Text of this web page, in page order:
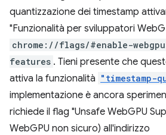
quantizzazione dei timestamp
"Funzionalità per sviluppatori
chrome://flags/#enable-
features . Tieni presente che
attiva la funzionalità "timestamp-
implementazione è ancora
richiede il flag "Unsafe WebGPU
WebGPU non sicuro) all'indirizzo